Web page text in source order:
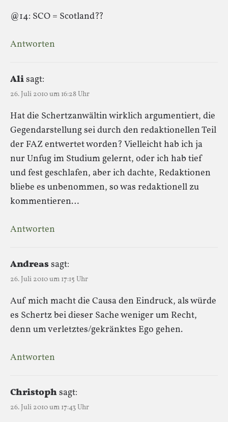
@14: SCO = Scotland??
Antworten
Alisagt:
26. Juli 2010 um 16:28 Uhr
Hat die Schertzanwältin wirklich argumentiert, die
Gegendarstellung sei durch den redaktionellen Teil
der FAZ entwertet worden? Vielleicht hab ich ja
nur Unfug im Studium gelernt, oder ich hab tief
und fest geschlafen, aber ich dachte, Redaktionen
bliebe es unbenommen, so was redaktionell zu
kommentieren…
Antworten
Andreassagt:
26. Juli 2010 um 17:15 Uhr
Auf mich macht die Causa den Eindruck, als würde
es Schertz bei dieser Sache weniger um Recht,
denn um verletztes/gekränktes Ego gehen.
Antworten
Christoph sagt:
26. Juli 2010 um 17:43 Uhr